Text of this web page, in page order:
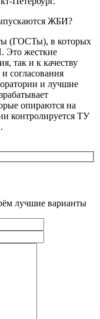
ЖБИ?
(ГОСТы), в которых
Это жесткие
так и к качеству
согласования
и лучшие
опираются на
контролируется ТУ
лучшие варианты